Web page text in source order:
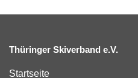
Thüringer Skiverband e.V.
Startseite